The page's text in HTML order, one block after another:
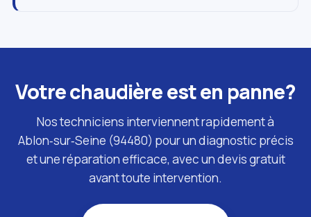
Votre chaudière est en panne?
Nos techniciens interviennent rapidement à
Ablon‑sur‑Seine (94480) pour un diagnostic précis
et une réparation efficace, avec un devis gratuit
avant toute intervention.